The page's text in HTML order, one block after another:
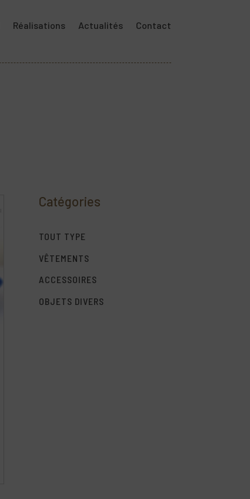
Réalisations Actualités Contact
Catégories
TOUT TYPE
VÊTEMENTS
ACCESSOIRES
OBJETS DIVERS